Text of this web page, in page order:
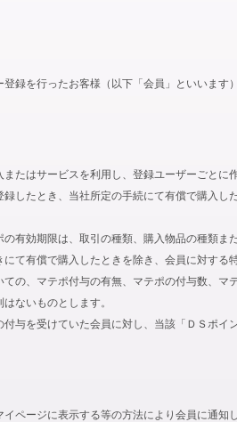
録を行ったお客様（以下「会員」といいま
たはサービスを利用し、登録ユーザーごと
したとき、当社所定の手続にて有償で購入
有効期限は、取引の種類、購入物品の種類ま
て有償で購入したときを除き、会員に対する
の、マテポ付与の有無、マテポの付与数、
ないものとします。
与を受けていた会員に対し、当該「ＤＳポイ
ページに表示する等の方法により会員に通知し